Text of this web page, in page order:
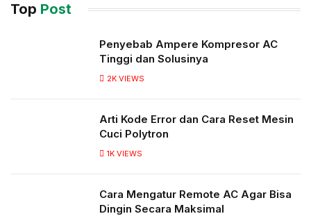
Top Post
Penyebab Ampere Kompresor AC
Tinggi dan Solusinya
2K VIEWS
Arti Kode Error dan Cara Reset Mesin
Cuci Polytron
1K VIEWS
Cara Mengatur Remote AC Agar Bisa
Dingin Secara Maksimal